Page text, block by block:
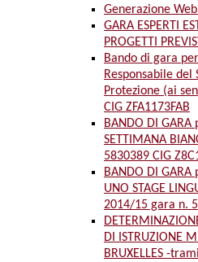
Generazione
GARA ESPERTI
PROGETTI
Bando di gara
Responsabile del
Protezione (ai
CIG ZFA1173FAB
BANDO DI GARA
SETTIMANA
5830389 CIG
BANDO DI GARA
UNO STAGE
2014/15 gara n.
DI ISTRUZIONE
BRUXELLES -